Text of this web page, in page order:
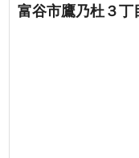
富谷市鷹乃杜３丁